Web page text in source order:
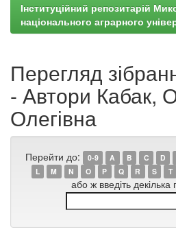
Інституційний репозитарій
національного аграрного
Перегляд
- Автори Кабак,
Олегівна
Перейти до: 0-9 A B C D
L
M N O P Q R S T
або ж введіть